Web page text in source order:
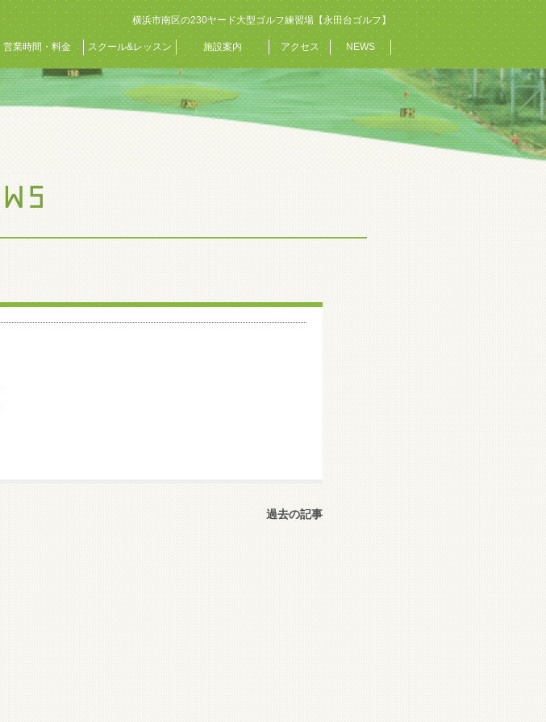
横浜市南区の230ヤード大型ゴルフ練習場【永田台ゴルフ】
営業時間・料金 スクール&レッスン 施設案内 アクセス NEWS
過去の記事